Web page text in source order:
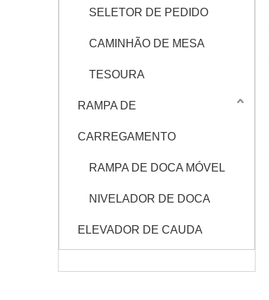
SELETOR DE PEDIDO
CAMINHÃO DE MESA
TESOURA
RAMPA DE
CARREGAMENTO
RAMPA DE DOCA MÓVEL
NIVELADOR DE DOCA
ELEVADOR DE CAUDA